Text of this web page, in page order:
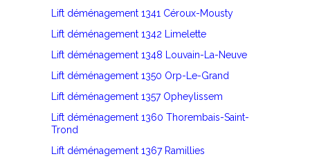
Lift déménagement 1341 Céroux-Mousty
Lift déménagement 1342 Limelette
Lift déménagement 1348 Louvain-La-Neuve
Lift déménagement 1350 Orp-Le-Grand
Lift déménagement 1357 Opheylissem
Lift déménagement 1360 Thorembais-Saint-
Trond
Lift déménagement 1367 Ramillies